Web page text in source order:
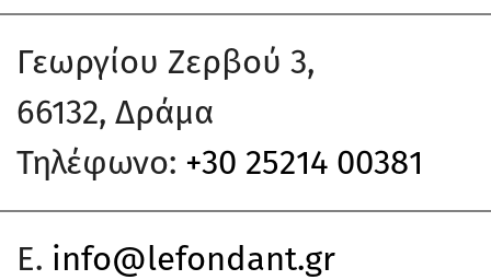
Γεωργίου Ζερβού 3,
66132, Δράμα
Τηλέφωνο: +30 25214 00381
E. info@lefondant.gr